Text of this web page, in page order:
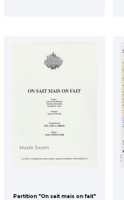
Partition "On sait mais on fait"